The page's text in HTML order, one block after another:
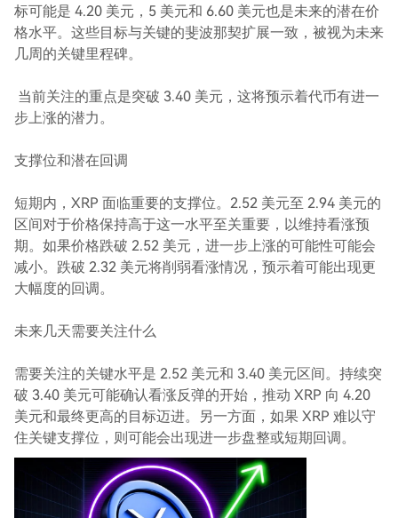
标可能是 4.20 美元，5 美元和 6.60 美元也是未来的潜在价
格水平。这些目标与关键的斐波那契扩展一致，被视为未来
几周的关键里程碑。
当前关注的重点是突破 3.40 美元，这将预示着代币有进一
步上涨的潜力。
支撑位和潜在回调
短期内，XRP 面临重要的支撑位。2.52 美元至 2.94 美元的
区间对于价格保持高于这一水平至关重要，以维持看涨预
期。如果价格跌破 2.52 美元，进一步上涨的可能性可能会
减小。跌破 2.32 美元将削弱看涨情况，预示着可能出现更
大幅度的回调。
未来几天需要关注什么
需要关注的关键水平是 2.52 美元和 3.40 美元区间。持续突
破 3.40 美元可能确认看涨反弹的开始，推动 XRP 向 4.20
美元和最终更高的目标迈进。另一方面，如果 XRP 难以守
住关键支撑位，则可能会出现进一步盘整或短期回调。